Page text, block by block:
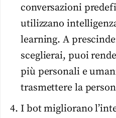
conversazioni
utilizzano
learning. A
sceglierai, puoi
più personali e
trasmettere la
I bot migliorano